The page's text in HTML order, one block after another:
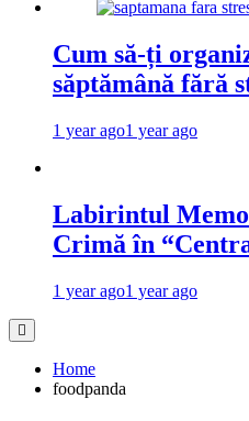
Cum să-ți
săptămână fără
1 year ago1 year ago
Labirintul
Crimă în
1 year ago1 year ago
Home
foodpanda